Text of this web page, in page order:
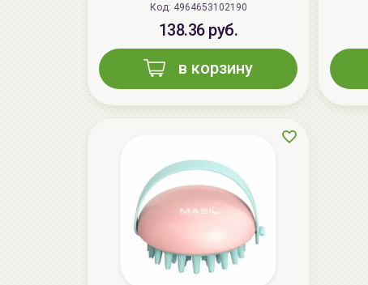
Код: 4964653102190
138.36 руб.
в корзину